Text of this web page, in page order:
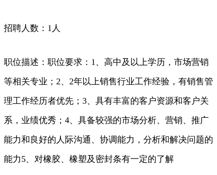
招聘人数：1人
职位描述：职位要求：1、高中及以上学历，市场营销
等相关专业；2、2年以上销售行业工作经验，有销售管
理工作经历者优先；3、具有丰富的客户资源和客户关
系，业绩优秀；4、具备较强的市场分析、营销、推广
能力和良好的人际沟通、协调能力，分析和解决问题的
能力5、对橡胶、橡塑及密封条有一定的了解